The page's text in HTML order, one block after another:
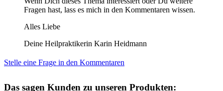
Fragen hast, lass es mich in den Kommentaren wissen.
Alles Liebe
Deine Heilpraktikerin Karin Heidmann
Stelle eine Frage in den Kommentaren
Das sagen Kunden zu unseren Produkten: